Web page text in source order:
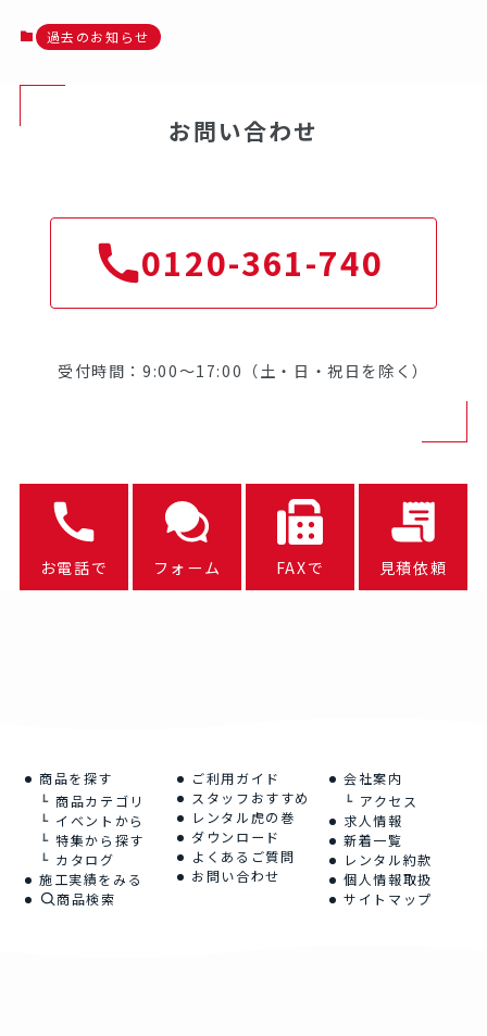
過去のお知らせ
お問い合わせ
0120-361-740
受付時間：9:00～17:00（土・日・祝日を除く）
お電話で フォーム FAXで 見積依頼
商品を探す
商品カテゴリ
イベントから
特集から探す
カタログ
施工実績をみる
商品検索
ご利用ガイド
スタッフおすすめ
レンタル虎の巻
ダウンロード
よくあるご質問
お問い合わせ
会社案内
アクセス
求人情報
新着一覧
レンタル約款
個人情報取扱
サイトマップ